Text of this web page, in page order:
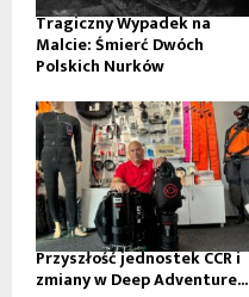
Tragiczny Wypadek na
Malcie: Śmierć Dwóch
Polskich Nurków
Przyszłość jednostek CCR i
zmiany w Deep Adventure...